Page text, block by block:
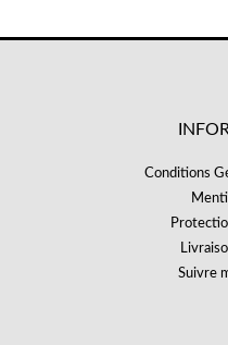
Conditions
Suivre